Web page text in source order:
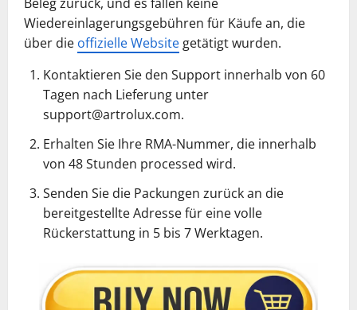
Wiedereinlagerungsgebühren für Käufe an, die
über die offizielle Website getätigt wurden.
Kontaktieren Sie den Support innerhalb von 60
Tagen nach Lieferung unter
support@artrolux.com.
Erhalten Sie Ihre RMA-Nummer, die innerhalb
von 48 Stunden processed wird.
Senden Sie die Packungen zurück an die
bereitgestellte Adresse für eine volle
Rückerstattung in 5 bis 7 Werktagen.